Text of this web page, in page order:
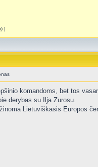
]
komandoms, bet tos
derybas su Ilja Zurosu.
Lietuviškasis Europos